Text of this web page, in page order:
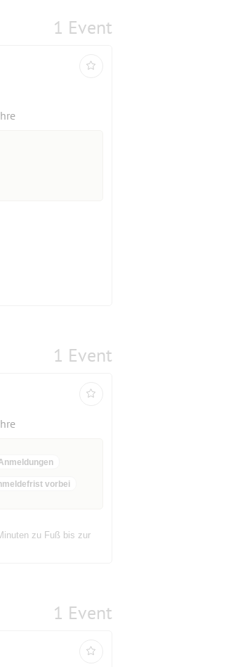
1 Event
1 Event
vorbei
zu Fuß bis zur
1 Event